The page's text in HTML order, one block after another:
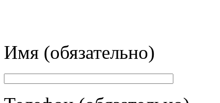
Имя (обязательно)